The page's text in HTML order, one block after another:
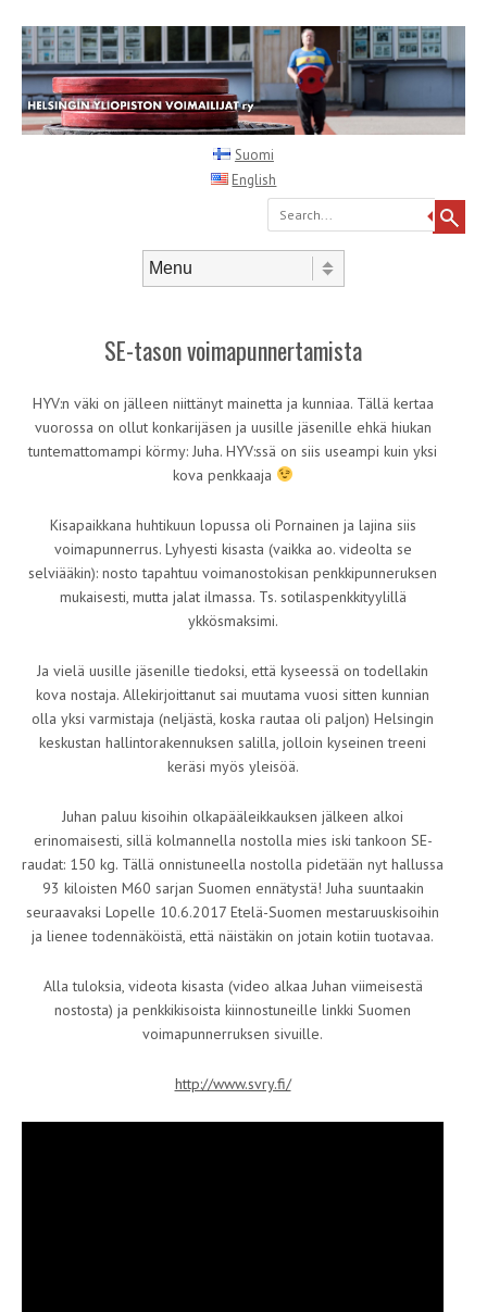
Suomi
English
Search
SE-tason voimapunnertamista
HYV:n väki on jälleen niittänyt mainetta ja kunniaa. Tällä kertaa
vuorossa on ollut konkarijäsen ja uusille jäsenille ehkä hiukan
tuntemattomampi körmy: Juha. HYV:ssä on siis useampi kuin yksi
kova penkkaaja
Kisapaikkana huhtikuun lopussa oli Pornainen ja lajina siis
voimapunnerrus. Lyhyesti kisasta (vaikka ao. videolta se
selviääkin): nosto tapahtuu voimanostokisan penkkipunneruksen
mukaisesti, mutta jalat ilmassa. Ts. sotilaspenkkityylillä
ykkösmaksimi.
Ja vielä uusille jäsenille tiedoksi, että kyseessä on todellakin
kova nostaja. Allekirjoittanut sai muutama vuosi sitten kunnian
olla yksi varmistaja (neljästä, koska rautaa oli paljon) Helsingin
keskustan hallintorakennuksen salilla, jolloin kyseinen treeni
keräsi myös yleisöä.
Juhan paluu kisoihin olkapääleikkauksen jälkeen alkoi
erinomaisesti, sillä kolmannella nostolla mies iski tankoon SE-
raudat: 150 kg. Tällä onnistuneella nostolla pidetään nyt hallussa
93 kiloisten M60 sarjan Suomen ennätystä! Juha suuntaakin
seuraavaksi Lopelle 10.6.2017 Etelä-Suomen mestaruuskisoihin
ja lienee todennäköistä, että näistäkin on jotain kotiin tuotavaa.
Alla tuloksia, videota kisasta (video alkaa Juhan viimeisestä
nostosta) ja penkkikisoista kiinnostuneille linkki Suomen
voimapunnerruksen sivuille.
http://www.svry.fi/